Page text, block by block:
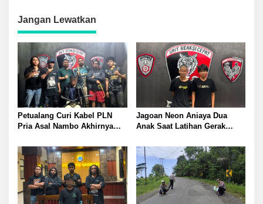
Jangan Lewatkan
Petualang Curi Kabel PLN
Pria Asal Nambo Akhirnya
Jagoan Neon Aniaya Dua
Anak Saat Latihan Gerak
Polresta Banggai